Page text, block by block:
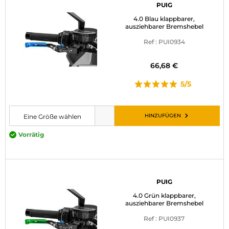
PUIG
4.0 Blau klappbarer,
ausziehbarer Bremshebel
Ref : PUI0934
66,68 €
5/5
Bitte wählen Sie eine Größe, bevor Sie den Artikel in den Warenkorb
Eine Größe wählen
Vorrätig
HINZUFÜGEN
PUIG
4.0 Grün klappbarer,
ausziehbarer Bremshebel
Ref : PUI0937